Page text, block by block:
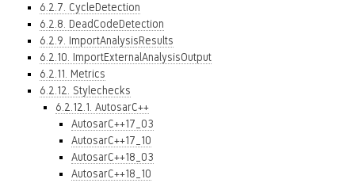
6.2.7. CycleDetection
6.2.8. DeadCodeDetection
6.2.9. ImportAnalysisResults
6.2.10. ImportExternalAnalysisOutput
6.2.11. Metrics
6.2.12. Stylechecks
6.2.12.1. AutosarC++
AutosarC++17_03
AutosarC++17_10
AutosarC++18_03
AutosarC++18_10